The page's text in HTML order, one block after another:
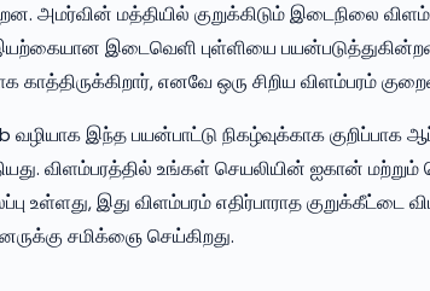
அமர்வின் மத்தியில் குறுக்கிடும் இடைநிலை
இடைவெளி புள்ளியை
காத்திருக்கிறார், எனவே ஒரு சிறிய விளம்பரம்
வழியாக இந்த பயன்பாட்டு நிகழ்வுக்காக
விளம்பரத்தில் உங்கள் செயலியின் ஐகான் மற்றும்
உள்ளது, இது விளம்பரம் எதிர்பாராத குறுக்கீட்டை
சமிக்ஞை செய்கிறது.